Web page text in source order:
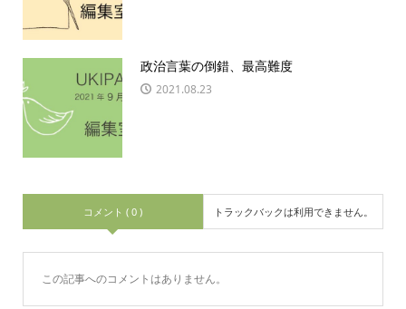
政治言葉の倒錯、最高難度
2021.08.23
コメント ( 0 ) トラックバックは利用できません。
この記事へのコメントはありません。